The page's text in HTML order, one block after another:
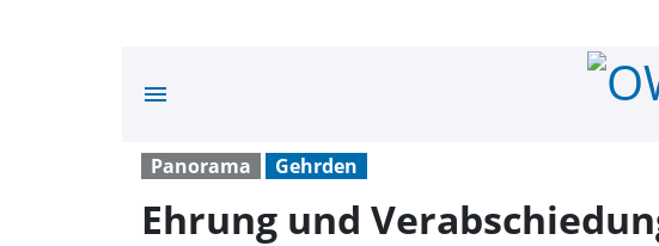
menu
Panorama Gehrden
Ehrung und